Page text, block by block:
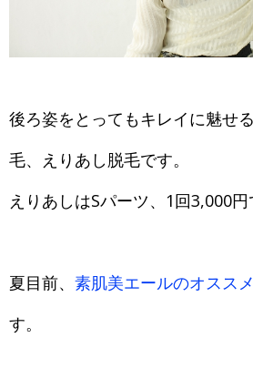
後ろ姿をとってもキレイに魅せ
毛、えりあし脱毛です。
えりあしはSパーツ、1回3,000円
夏目前、 素肌美エールのオスス
す。